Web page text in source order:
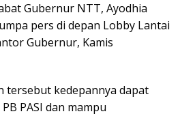
Gubernur NTT, Ayodhia
pers di depan Lobby Lantai
Gubernur, Kamis
tersebut kedepannya dapat
PASI dan mampu